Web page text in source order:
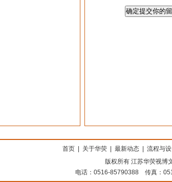
首页 关于华荧 最新动态 流程与
版权所有 江苏华荧视博
电话：0516-85790388 传真：